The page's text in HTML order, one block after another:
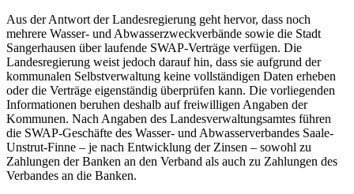
Aus der Antwort der Landesregierung geht hervor, dass noch
mehrere Wasser- und Abwasserzweckverbände sowie die Stadt
Sangerhausen über laufende SWAP-Verträge verfügen. Die
Landesregierung weist jedoch darauf hin, dass sie aufgrund der
kommunalen Selbstverwaltung keine vollständigen Daten erheben
oder die Verträge eigenständig überprüfen kann. Die vorliegenden
Informationen beruhen deshalb auf freiwilligen Angaben der
Kommunen. Nach Angaben des Landesverwaltungsamtes führen
die SWAP-Geschäfte des Wasser- und Abwasserverbandes Saale-
Unstrut-Finne – je nach Entwicklung der Zinsen – sowohl zu
Zahlungen der Banken an den Verband als auch zu Zahlungen des
Verbandes an die Banken.